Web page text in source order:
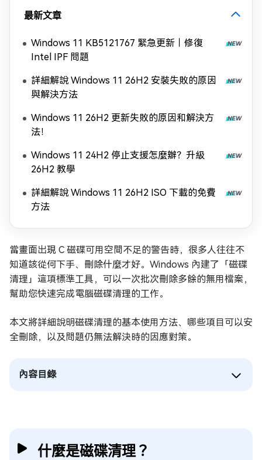
最新文章
Windows 11 KB5121767 緊急更新｜修復
Intel IPF 問題
詳細解說 Windows 11 26H2 安裝失敗的原因
與解決方法
Windows 11 26H2 更新失敗的原因和解決方
法！
Windows 11 24H2 停止支援怎麼辦？升級
26H2 教學
詳細解說 Windows 11 26H2 ISO 下載的免費
方法
當畫面出現 C 磁碟可用空間不足的警告時，很多人往往不
知道該從何下手、刪除什麼才好。Windows 內建了「磁碟
清理」這項標準工具，可以一次批次刪除多餘的無用檔案，
幫助您快速完成電腦磁碟清理的工作。
本文將詳細說明磁碟清理的基本使用方法、哪些項目可以安
全刪除，以及問題仍無法解決時的因應對策。
內容目錄
什麼是磁碟清理？